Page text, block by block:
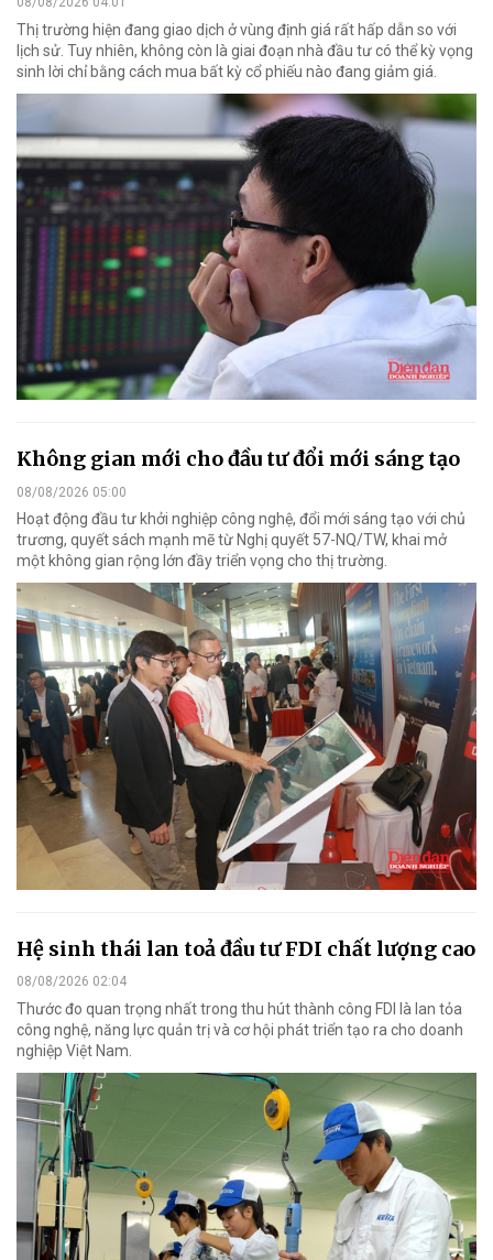
Thị trường hiện đang giao dịch ở vùng định giá rất hấp dẫn so với
lịch sử. Tuy nhiên, không còn là giai đoạn nhà đầu tư có thể kỳ vọng
sinh lời chỉ bằng cách mua bất kỳ cổ phiếu nào đang giảm giá.
Không gian mới cho đầu tư đổi mới sáng tạo
08/08/2026 05:00
Hoạt động đầu tư khởi nghiệp công nghệ, đổi mới sáng tạo với chủ
trương, quyết sách mạnh mẽ từ Nghị quyết 57-NQ/TW, khai mở
một không gian rộng lớn đầy triển vọng cho thị trường.
Hệ sinh thái lan toả đầu tư FDI chất lượng cao
08/08/2026 02:04
Thước đo quan trọng nhất trong thu hút thành công FDI là lan tỏa
công nghệ, năng lực quản trị và cơ hội phát triển tạo ra cho doanh
nghiệp Việt Nam.